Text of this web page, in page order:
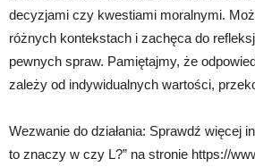
decyzjami czy kwestiami moralnymi.
różnych kontekstach i zachęca do
pewnych spraw. Pamiętajmy, że
zależy od indywidualnych wartości,
Wezwanie do działania: Sprawdź więcej
to znaczy w czy L?” na stronie https://